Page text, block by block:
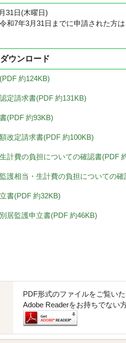
6年10月
和7年3月31日までに申請された方
ウンロード
約124KB)
認定請求書(PDF 約131KB)
(PDF 約93KB)
額改定請求書(PDF 約100KB)
計費の負担についての確認書(PDF
監護相当・生計費の負担についての
書(PDF 約32KB)
別居監護申立書(PDF 約46KB)
PDF形式のファイルをご覧い
Adobe Readerをお持ちでない